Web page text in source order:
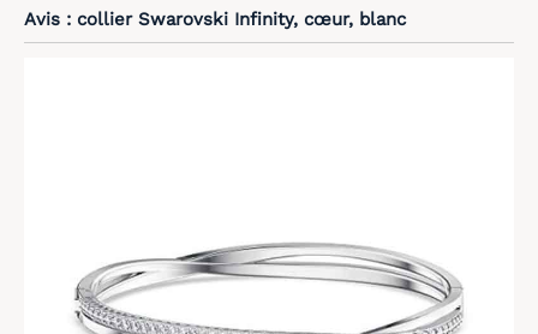
Avis : collier Swarovski Infinity, cœur, blanc